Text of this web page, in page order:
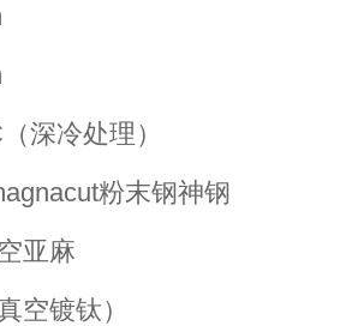
深冷处理）
粉末钢神钢
亚麻
空镀钛）